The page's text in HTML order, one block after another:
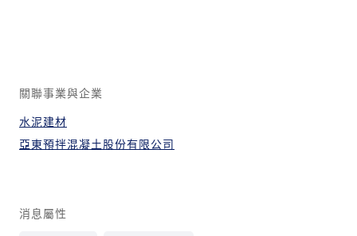
關聯事業與企業
水泥建材
亞東預拌混凝土股份有限公司
消息屬性